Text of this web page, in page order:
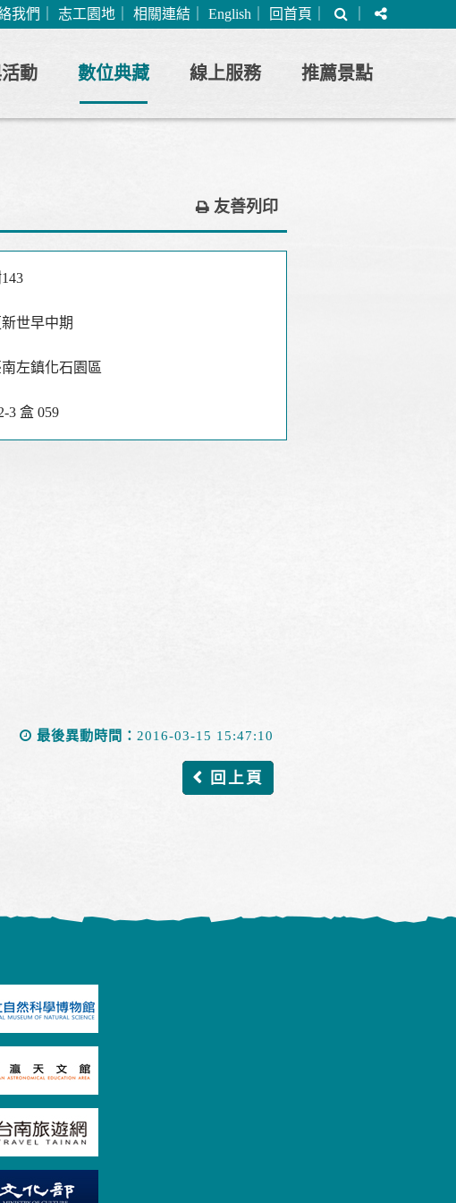
我們 志工園地 相關連結 English 回首頁
尋
分
享
動 數位典藏 線上服務 推薦景點
友善列印
新世早中期
左鎮化石園區
3 盒 059
最後異動時間： 2016-03-15 15:47:10
回上頁